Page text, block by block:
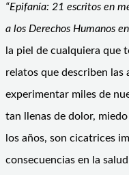
“Epifanía: 21 escritos en
a los Derechos Humanos
la piel de cualquiera que
relatos que describen
experimentar miles de
tan llenas de dolor,
los años, son cicatrices
consecuencias en la